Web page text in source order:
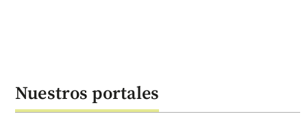
Nuestros portales